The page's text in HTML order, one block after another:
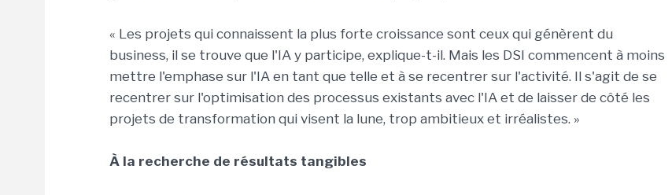
« Les projets qui connaissent la plus forte croissance sont ceux qui génèrent du
business, il se trouve que l'IA y participe, explique-t-il. Mais les DSI commencent à moins
mettre l'emphase sur l'IA en tant que telle et à se recentrer sur l'activité. Il s'agit de se
recentrer sur l'optimisation des processus existants avec l'IA et de laisser de côté les
projets de transformation qui visent la lune, trop ambitieux et irréalistes. »
À la recherche de résultats tangibles